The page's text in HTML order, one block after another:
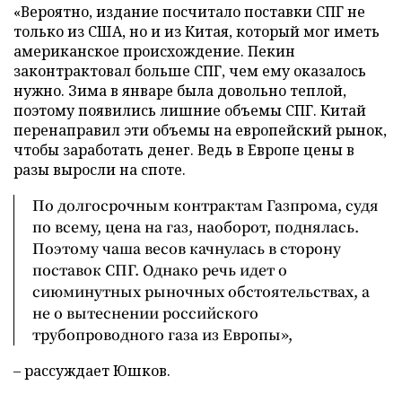
«Вероятно, издание посчитало поставки СПГ не
только из США, но и из Китая, который мог иметь
американское происхождение. Пекин
законтрактовал больше СПГ, чем ему оказалось
нужно. Зима в январе была довольно теплой,
поэтому появились лишние объемы СПГ. Китай
перенаправил эти объемы на европейский рынок,
чтобы заработать денег. Ведь в Европе цены в
разы выросли на споте.
По долгосрочным контрактам Газпрома, судя
по всему, цена на газ, наоборот, поднялась.
Поэтому чаша весов качнулась в сторону
поставок СПГ. Однако речь идет о
сиюминутных рыночных обстоятельствах, а
не о вытеснении российского
трубопроводного газа из Европы»,
– рассуждает Юшков.